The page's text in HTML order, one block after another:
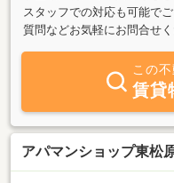
スタッフでの対応も可能で
質問などお気軽にお問合せく
この
賃貸
アパマンショップ東